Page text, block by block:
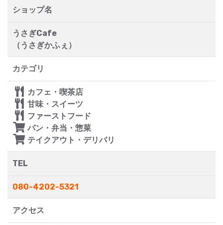
ショップ名
うさぎCafe
（うさぎかふぇ）
カテゴリ
カフェ・喫茶店
甘味・スイーツ
ファーストフード
パン・弁当・惣菜
テイクアウト・デリバリ
TEL
080-4202-5321
アクセス